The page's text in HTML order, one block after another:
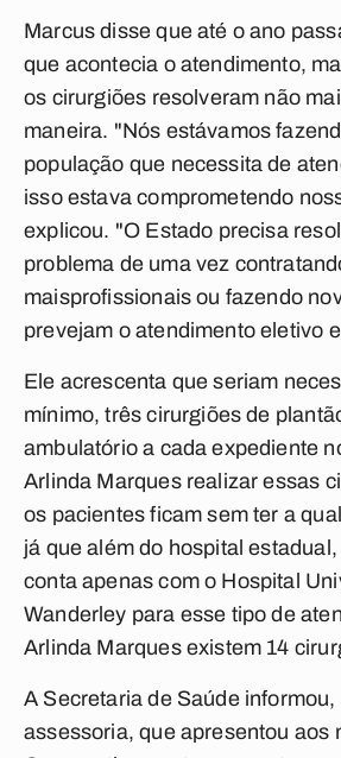
Marcus disse que até o ano
que acontecia o atendimento,
os cirurgiões resolveram não
maneira. "Nós estávamos
população que necessita de
isso estava comprometendo
explicou. "O Estado precisa
problema de uma vez
maisprofissionais ou fazendo
prevejam o atendimento eletivo
Ele acrescenta que seriam
mínimo, três cirurgiões de
ambulatório a cada expediente
Arlinda Marques realizar essas
os pacientes ficam sem ter a
já que além do hospital
conta apenas com o Hospital
Wanderley para esse tipo de
Arlinda Marques existem 14
A Secretaria de Saúde
assessoria, que apresentou aos